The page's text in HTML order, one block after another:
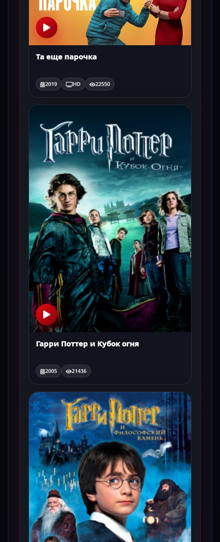
Та еще парочка
2019 HD 22550
Гарри Поттер и Кубок огня
2005 21436